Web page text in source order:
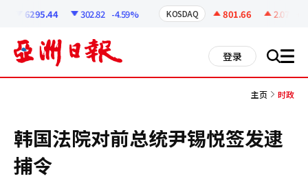
6295.44 302.82 -4.59% KOSDAQ 801.66 2.07
登录 搜 all
主页 时政
韩国法院对前总统尹锡悦签发逮
捕令